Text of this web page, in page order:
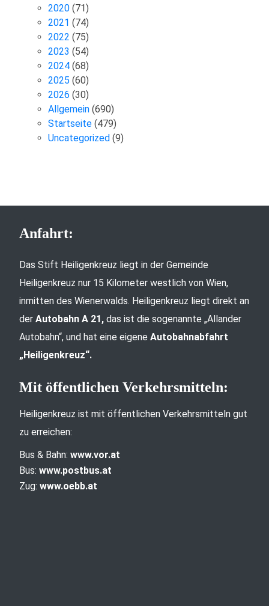
2020 (71)
2021 (74)
2022 (75)
2023 (54)
2024 (68)
2025 (60)
2026 (30)
Allgemein (690)
Startseite (479)
Uncategorized (9)
Anfahrt:
Das Stift Heiligenkreuz liegt in der Gemeinde
Heiligenkreuz nur 15 Kilometer westlich von Wien,
inmitten des Wienerwalds. Heiligenkreuz liegt direkt an
der Autobahn A 21, das ist die sogenannte „Allander
Autobahn“, und hat eine eigene Autobahnabfahrt
„Heiligenkreuz“.
Mit öffentlichen Verkehrsmitteln:
Heiligenkreuz ist mit öffentlichen Verkehrsmitteln gut
zu erreichen:
Bus & Bahn: www.vor.at
Bus: www.postbus.at
Zug: www.oebb.at